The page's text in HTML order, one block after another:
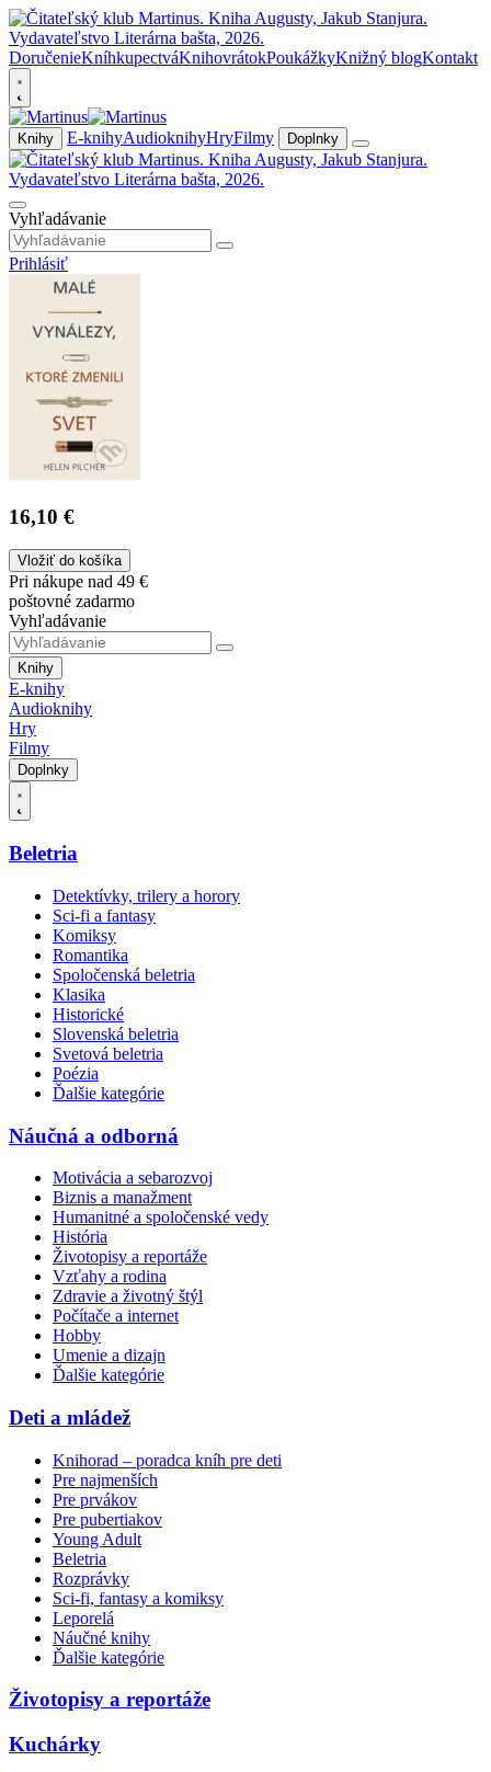
DoručenieKníhkupectváKnihovrátokPoukážkyKnižný blogKontakt
Knihy E-knihyAudioknihyHryFilmy Doplnky
Vyhľadávanie
Prihlásiť
16,10 €
Vložiť do košíka
Pri nákupe nad 49 €
poštovné zadarmo
Vyhľadávanie
Knihy
E-knihy
Audioknihy
Hry
Filmy
Doplnky
Beletria
Detektívky, trilery a horory
Sci-fi a fantasy
Komiksy
Romantika
Spoločenská beletria
Klasika
Historické
Slovenská beletria
Svetová beletria
Poézia
Ďalšie kategórie
Náučná a odborná
Motivácia a sebarozvoj
Biznis a manažment
Humanitné a spoločenské vedy
História
Životopisy a reportáže
Vzťahy a rodina
Zdravie a životný štýl
Počítače a internet
Hobby
Umenie a dizajn
Ďalšie kategórie
Deti a mládež
Knihorad – poradca kníh pre deti
Pre najmenších
Pre prvákov
Pre pubertiakov
Young Adult
Beletria
Rozprávky
Sci-fi, fantasy a komiksy
Leporelá
Náučné knihy
Ďalšie kategórie
Životopisy a reportáže
Kuchárky